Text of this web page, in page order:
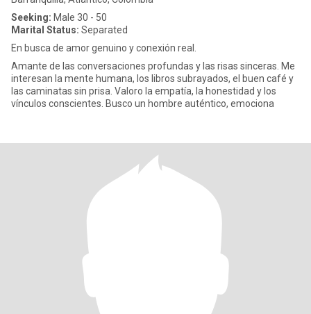
Seeking: Male 30 - 50
Marital Status: Separated
En busca de amor genuino y conexión real.
Amante de las conversaciones profundas y las risas sinceras. Me
interesan la mente humana, los libros subrayados, el buen café y
las caminatas sin prisa. Valoro la empatía, la honestidad y los
vínculos conscientes. Busco un hombre auténtico, emociona